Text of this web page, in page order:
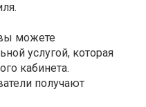
можете
услугой, которая
кабинета.
получают